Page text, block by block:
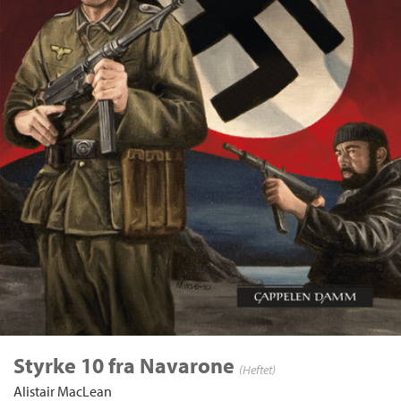
Styrke 10 fra Navarone (Heftet)
Alistair MacLean